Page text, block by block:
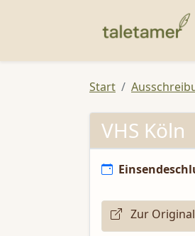
Start
VHS Köln
Zur